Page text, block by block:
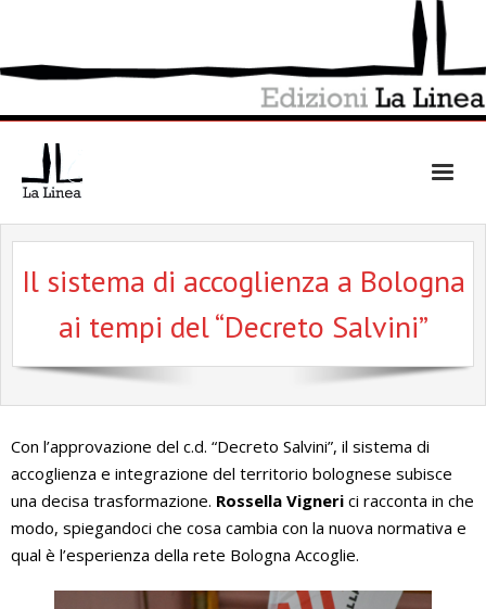
Il sistema di accoglienza a Bologna
ai tempi del “Decreto Salvini”
Con l’approvazione del c.d. “Decreto Salvini”, il sistema di
accoglienza e integrazione del territorio bolognese subisce
una decisa trasformazione. Rossella Vigneri ci racconta in che
modo, spiegandoci che cosa cambia con la nuova normativa e
qual è l’esperienza della rete Bologna Accoglie.